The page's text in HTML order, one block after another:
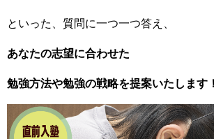
といった、質問に一つ一つ答え、
あなたの志望に合わせた
勉強方法や勉強の戦略を提案いたします